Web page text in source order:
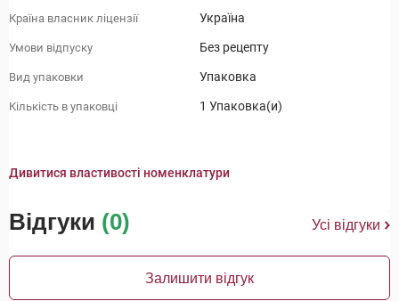
Країна власник ліцензії Україна
Умови відпуску Без рецепту
Вид упаковки Упаковка
Кількість в упаковці 1 Упаковка(и)
Дивитися властивості номенклатури
Відгуки (0) Усі відгуки
Залишити відгук